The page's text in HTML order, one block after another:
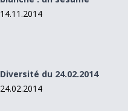
14.11.2014
Diversité du 24.02.2014
24.02.2014